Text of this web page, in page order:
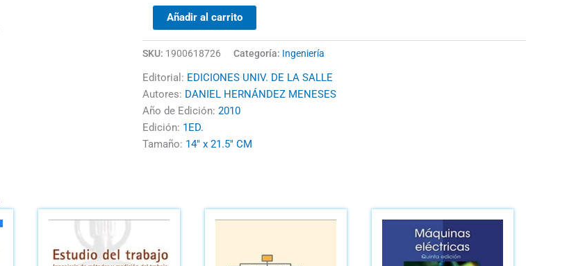
DE
CIRCUITOS
cantidad
Añadir al carrito
SKU: 1900618726 Categoría: Ingeniería
Editorial: EDICIONES UNIV. DE LA SALLE
Autores: DANIEL HERNÁNDEZ MENESES
Año de Edición: 2010
Edición: 1ED.
Tamaño: 14" x 21.5" CM